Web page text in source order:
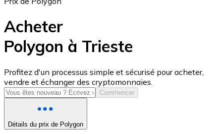
USD Coin
USDC
Acheter
Polygon à Trieste
Profitez d'un processus simple et sécurisé pour acheter,
vendre et échanger des cryptomonnaies.
Commencer
Détails du prix de Polygon